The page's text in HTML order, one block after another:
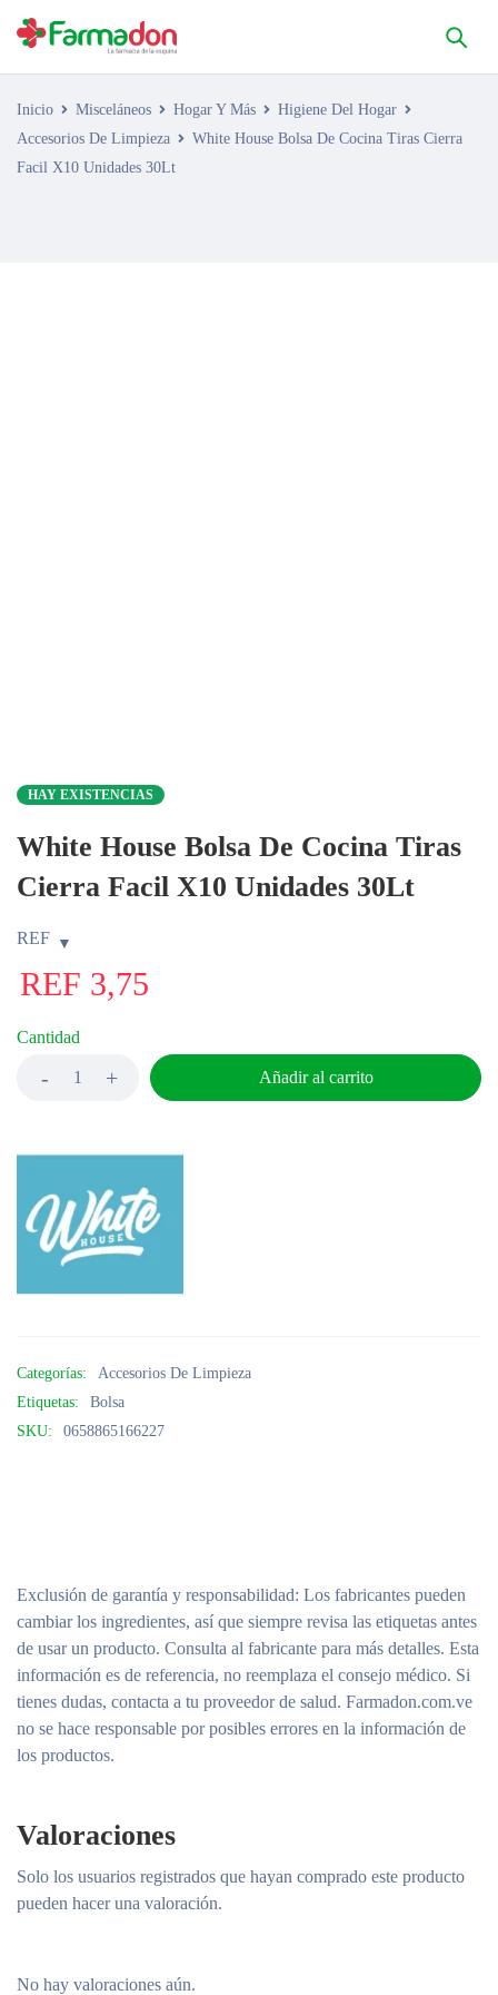
Inicio Misceláneos Hogar Y Más
Higiene Del Hogar
Accesorios De Limpieza
White House Bolsa De Cocina Tiras Cierra
Facil X10 Unidades 30Lt
HAY EXISTENCIAS
White House Bolsa De Cocina Tiras
Cierra Facil X10 Unidades 30Lt
REF
REF 3,75
Cantidad
Añadir al carrito
Categorías:
Accesorios De Limpieza
Etiquetas:
Bolsa
SKU:
0658865166227
Exclusión de garantía y responsabilidad: Los fabricantes pueden
cambiar los ingredientes, así que siempre revisa las etiquetas antes
de usar un producto. Consulta al fabricante para más detalles. Esta
información es de referencia, no reemplaza el consejo médico. Si
tienes dudas, contacta a tu proveedor de salud. Farmadon.com.ve
no se hace responsable por posibles errores en la información de
los productos.
Valoraciones
No hay valoraciones aún.
Solo los usuarios registrados que hayan comprado este producto
pueden hacer una valoración.